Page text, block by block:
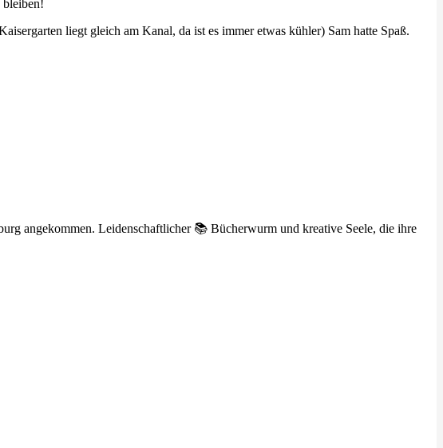
bleiben!
liegt gleich am Kanal, da ist es immer etwas kühler) Sam hatte Spaß.
angekommen. Leidenschaftlicher 📚 Bücherwurm und kreative Seele, die ihre